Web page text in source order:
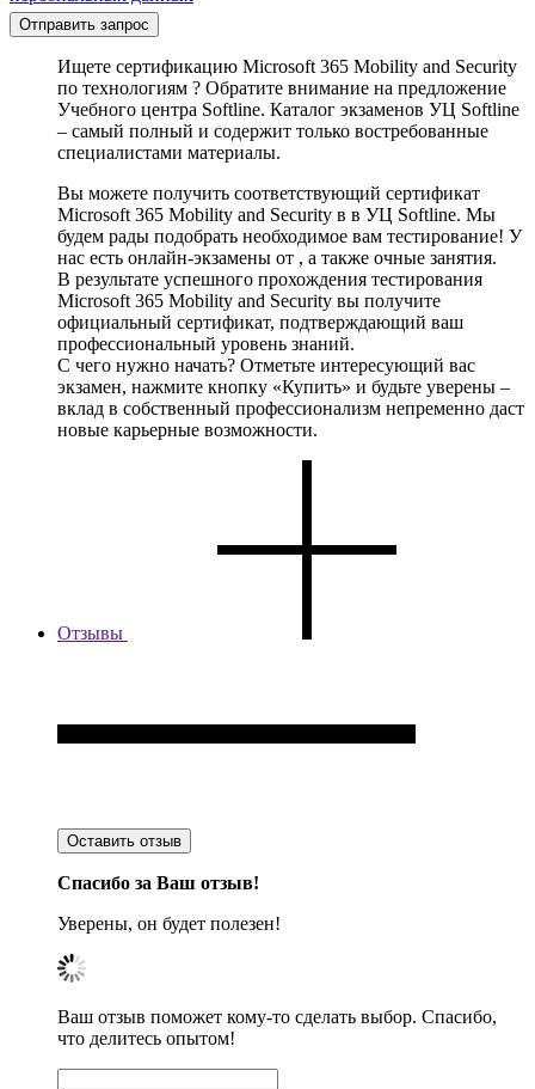
Отправить запрос
Ищете сертификацию Microsoft 365 Mobility and Security
по технологиям ? Обратите внимание на предложение
Учебного центра Softline. Каталог экзаменов УЦ Softline
– самый полный и содержит только востребованные
специалистами материалы.
Вы можете получить соответствующий сертификат
Microsoft 365 Mobility and Security в в УЦ Softline. Мы
будем рады подобрать необходимое вам тестирование! У
нас есть онлайн-экзамены от , а также очные занятия.
В результате успешного прохождения тестирования
Microsoft 365 Mobility and Security вы получите
официальный сертификат, подтверждающий ваш
профессиональный уровень знаний.
С чего нужно начать? Отметьте интересующий вас
экзамен, нажмите кнопку «Купить» и будьте уверены –
вклад в собственный профессионализм непременно даст
новые карьерные возможности.
Отзывы
Оставить отзыв
Спасибо за Ваш отзыв!
Уверены, он будет полезен!
Ваш отзыв поможет кому-то сделать выбор. Спасибо,
что делитесь опытом!